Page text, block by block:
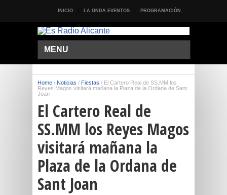
INICIO LA ONDA EVENTOS PROGRAMACIÓN
MENU
Home / Noticias / Fiestas / El Cartero Real de SS.MM los
Reyes Magos visitará mañana la Plaza de la Ordana de Sant
Joan
El Cartero Real de
SS.MM los Reyes Magos
visitará mañana la
Plaza de la Ordana de
Sant Joan